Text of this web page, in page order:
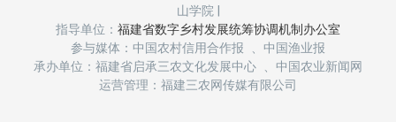
山学院
指导单位： 福建省数字乡村发展统筹协调机制办公室
参与媒体：中国农村信用合作报 、中国渔业报
承办单位：福建省启承三农文化发展中心 、中国农业新闻网
运营管理：福建三农网传媒有限公司